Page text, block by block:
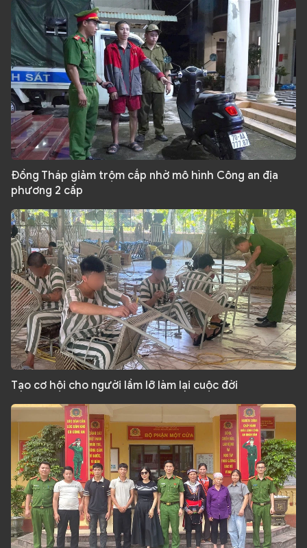
Đồng Tháp giảm trộm cắp nhờ mô hình Công an địa
phương 2 cấp
Tạo cơ hội cho người lầm lỡ làm lại cuộc đời